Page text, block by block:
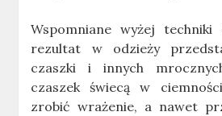
Wspomniane wyżej
rezultat w odzieży
czaszki i innych
czaszek świecą w
zrobić wrażenie, a nawet